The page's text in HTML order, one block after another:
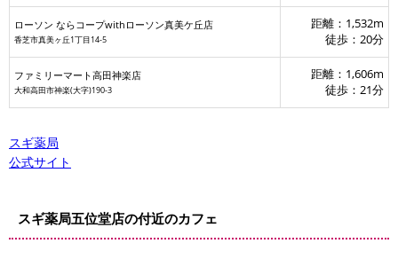
ローソン ならコープwithローソン真美ケ丘店
香芝市真美ヶ丘1丁目14-5
距離：1,532m
徒歩：20分
ファミリーマート高田神楽店
大和高田市神楽(大字)190-3
距離：1,606m
徒歩：21分
スギ薬局
公式サイト
スギ薬局五位堂店の付近のカフェ
ール-